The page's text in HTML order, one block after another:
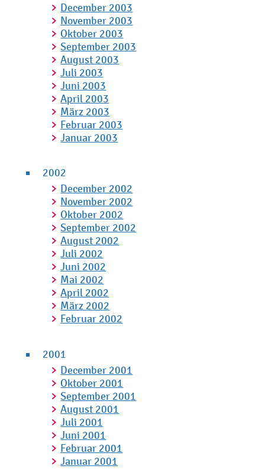
December 2003
November 2003
Oktober 2003
September 2003
August 2003
Juli 2003
Juni 2003
April 2003
März 2003
Februar 2003
Januar 2003
2002
December 2002
November 2002
Oktober 2002
September 2002
August 2002
Juli 2002
Juni 2002
Mai 2002
April 2002
März 2002
Februar 2002
2001
December 2001
Oktober 2001
September 2001
August 2001
Juli 2001
Juni 2001
Februar 2001
Januar 2001